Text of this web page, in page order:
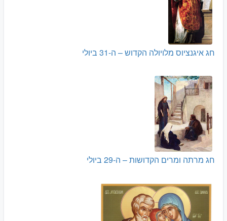
חג איגנציוס מלויולה הקדוש – ה-31 ביולי
חג מרתה ומרים הקדושות – ה-29 ביולי